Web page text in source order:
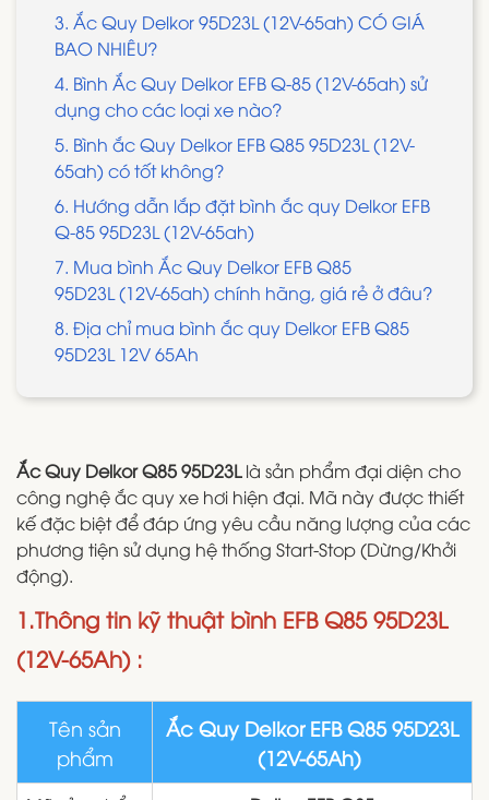
3. Ắc Quy Delkor 95D23L (12V-65ah) CÓ GIÁ
BAO NHIÊU?
4. Bình Ắc Quy Delkor EFB Q-85 (12V-65ah) sử
dụng cho các loại xe nào?
5. Bình ắc Quy Delkor EFB Q85 95D23L (12V-
65ah) có tốt không?
6. Hướng dẫn lắp đặt bình ắc quy Delkor EFB
Q-85 95D23L (12V-65ah)
7. Mua bình Ắc Quy Delkor EFB Q85
95D23L (12V-65ah) chính hãng, giá rẻ ở đâu?
8. Địa chỉ mua bình ắc quy Delkor EFB Q85
95D23L 12V 65Ah
Ắc Quy Delkor Q85 95D23Llà sản phẩm đại diện cho
công nghệ ắc quy xe hơi hiện đại. Mã này được thiết
kế đặc biệt để đáp ứng yêu cầu năng lượng của các
phương tiện sử dụng hệ thống Start-Stop (Dừng/Khởi
động).
1.Thông tin kỹ thuật bình EFB Q85 95D23L
(12V-65Ah) :
Tên sản
phẩm
Ắc Quy Delkor EFB Q85 95D23L
(12V-65Ah)